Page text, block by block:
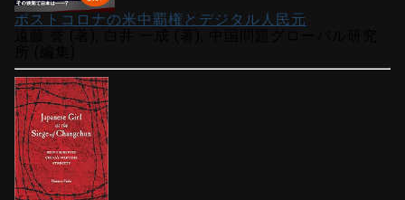
ポストコロナの米中覇権とデジタル人民元